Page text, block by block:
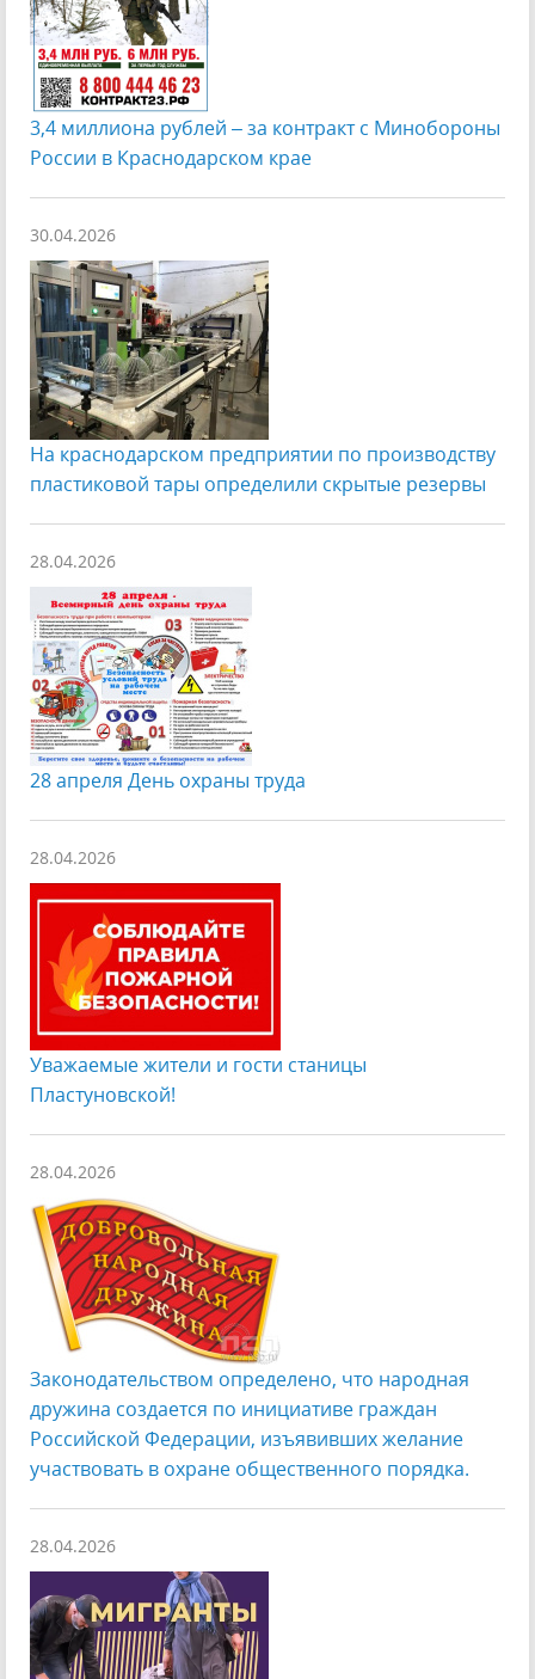
3,4 миллиона рублей – за контракт с Минобороны
России в Краснодарском крае
30.04.2026
На краснодарском предприятии по производству
пластиковой тары определили скрытые резервы
28.04.2026
28 апреля День охраны труда
28.04.2026
Уважаемые жители и гости станицы
Пластуновской!
28.04.2026
Законодательством определено, что народная
дружина создается по инициативе граждан
Российской Федерации, изъявивших желание
участвовать в охране общественного порядка.
28.04.2026